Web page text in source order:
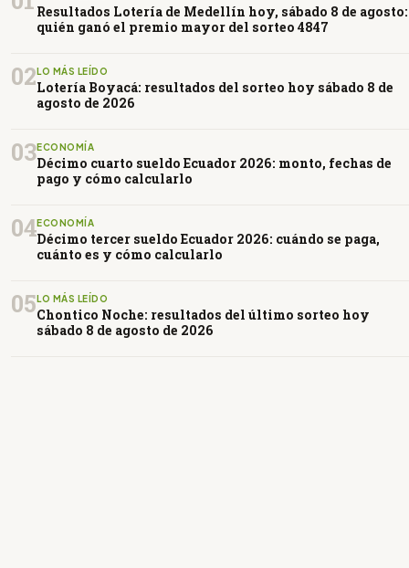
Resultados Lotería de Medellín hoy, sábado 8 de agosto:
quién ganó el premio mayor del sorteo 4847
02LO MÁS LEÍDO
Lotería Boyacá: resultados del sorteo hoy sábado 8 de
agosto de 2026
03ECONOMÍA
Décimo cuarto sueldo Ecuador 2026: monto, fechas de
pago y cómo calcularlo
04ECONOMÍA
Décimo tercer sueldo Ecuador 2026: cuándo se paga,
cuánto es y cómo calcularlo
05LO MÁS LEÍDO
Chontico Noche: resultados del último sorteo hoy
sábado 8 de agosto de 2026